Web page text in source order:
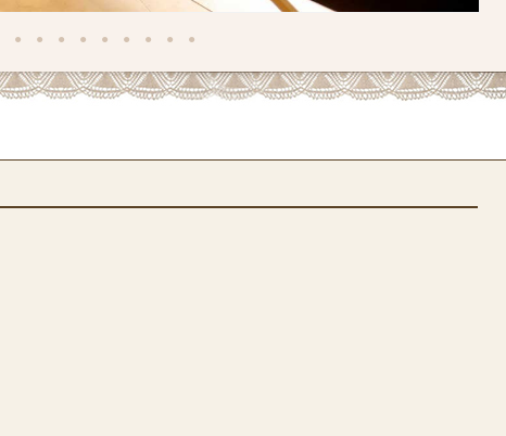
5 6 7 8 9 10 11 12 13